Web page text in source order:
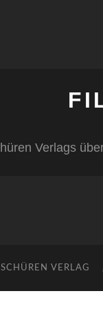
Verlags
SCHÜREN VERLAG